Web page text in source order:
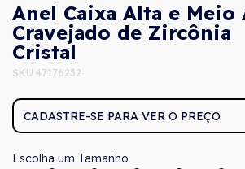
Anel Caixa Alta e Meio
Cravejado de Zircônia
Cristal
SKU 47176232
CADASTRE-SE PARA VER O PREÇO
Tamanho